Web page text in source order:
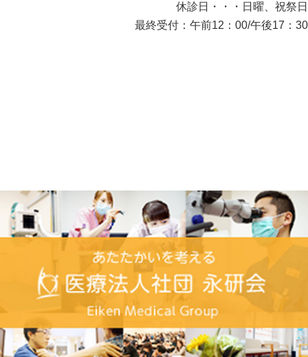
休診日・・・日曜、祝祭日
最終受付：午前12：00/午後17：30